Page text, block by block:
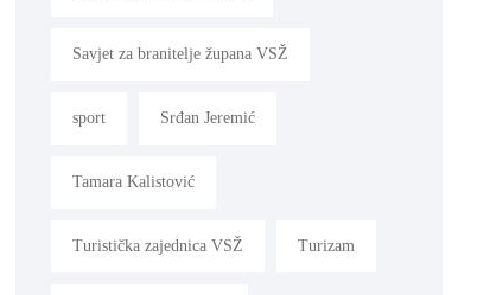
Savjet za branitelje župana VSŽ
sport Srđan Jeremić
Tamara Kalistović
Turistička zajednica VSŽ Turizam